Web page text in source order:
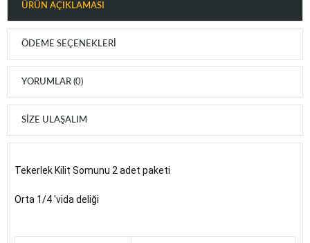
ÜRÜN AÇIKLAMASI
ÖDEME SEÇENEKLERI
YORUMLAR (0)
SIZE ULAŞALIM
Tekerlek Kilit Somunu 2 adet paketi
Orta 1/4 'vida deliği